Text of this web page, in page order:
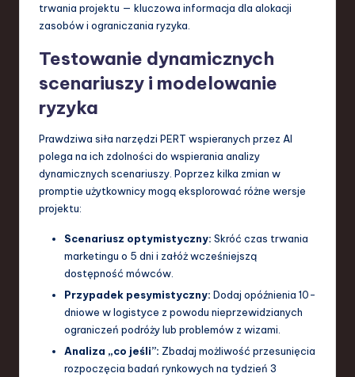
trwania projektu — kluczowa informacja dla alokacji
zasobów i ograniczania ryzyka.
Testowanie dynamicznych
scenariuszy i modelowanie
ryzyka
Prawdziwa siła narzędzi PERT wspieranych przez AI
polega na ich zdolności do wspierania analizy
dynamicznych scenariuszy. Poprzez kilka zmian w
promptie użytkownicy mogą eksplorować różne wersje
projektu:
Scenariusz optymistyczny: Skróć czas trwania
marketingu o 5 dni i załóż wcześniejszą
dostępność mówców.
Przypadek pesymistyczny: Dodaj opóźnienia 10-
dniowe w logistyce z powodu nieprzewidzianych
ograniczeń podróży lub problemów z wizami.
Analiza „co jeśli”: Zbadaj możliwość przesunięcia
rozpoczęcia badań rynkowych na tydzień 3